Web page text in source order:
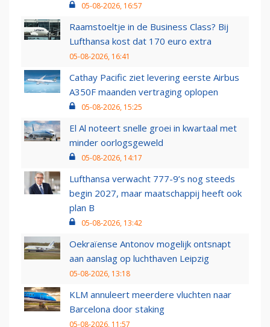
05-08-2026, 16:57
Raamstoeltje in de Business Class? Bij
Lufthansa kost dat 170 euro extra
05-08-2026, 16:41
Cathay Pacific ziet levering eerste Airbus
A350F maanden vertraging oplopen
05-08-2026, 15:25
El Al noteert snelle groei in kwartaal met
minder oorlogsgeweld
05-08-2026, 14:17
Lufthansa verwacht 777-9’s nog steeds
begin 2027, maar maatschappij heeft ook
plan B
05-08-2026, 13:42
Oekraïense Antonov mogelijk ontsnapt
aan aanslag op luchthaven Leipzig
05-08-2026, 13:18
KLM annuleert meerdere vluchten naar
Barcelona door staking
05-08-2026, 11:57